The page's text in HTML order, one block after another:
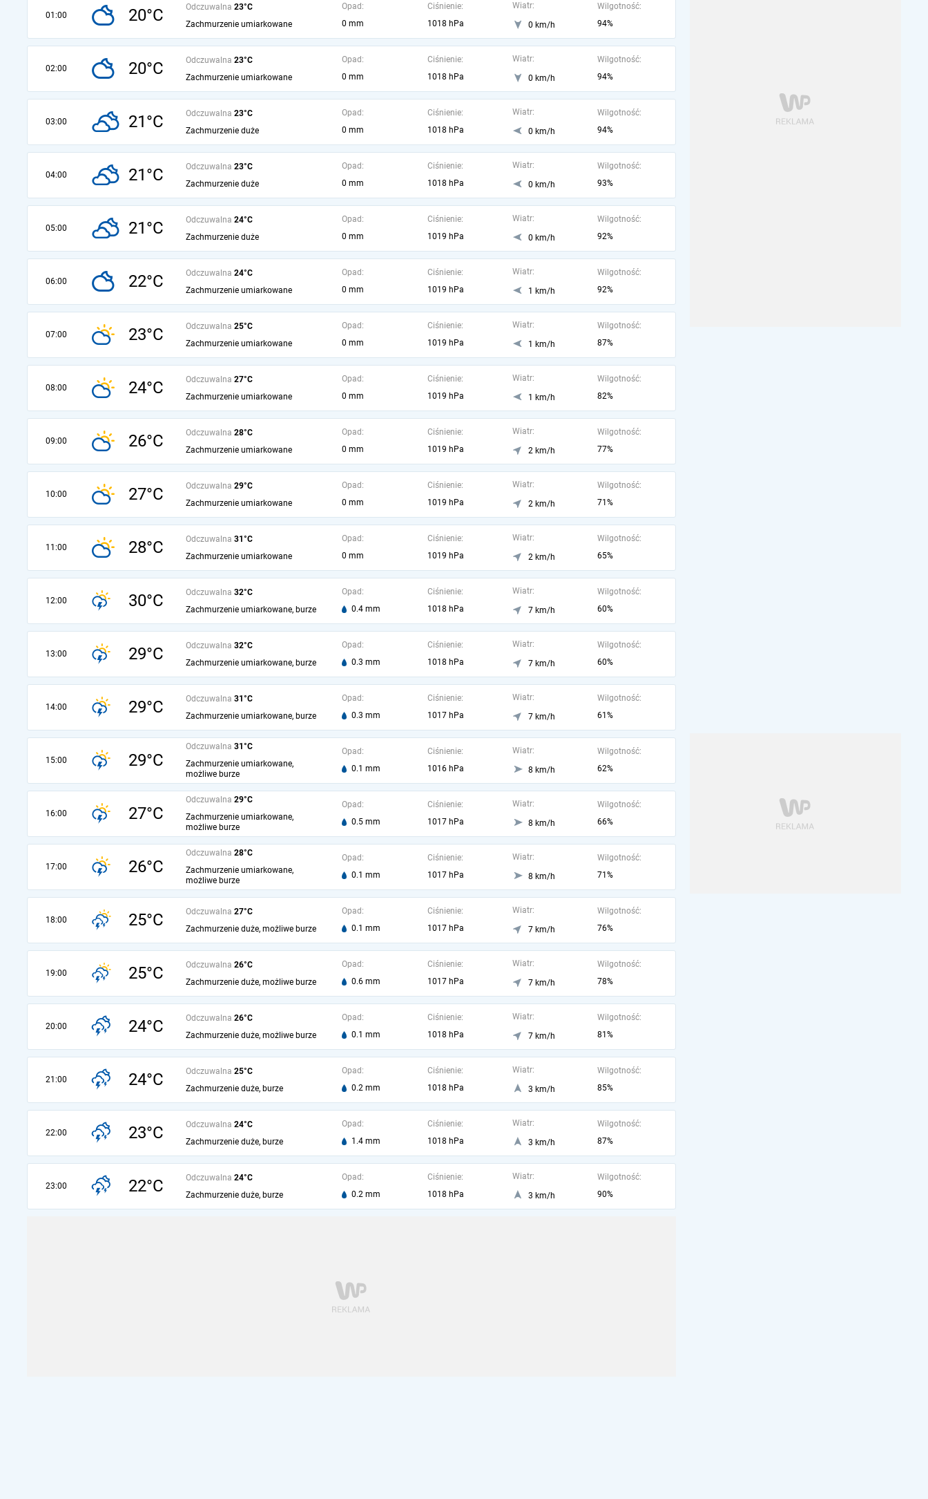
01:00 20°C Odczuwalna 23°C
Zachmurzenie umiarkowane
Opad:
0 mm
Ciśnienie:
1018 hPa
Wiatr:
0 km/h
Wilgotność:
94%
02:00 20°C Odczuwalna 23°C
Zachmurzenie umiarkowane
Opad:
0 mm
Ciśnienie:
1018 hPa
Wiatr:
0 km/h
Wilgotność:
94%
03:00 21°C Odczuwalna 23°C
Zachmurzenie duże
Opad:
0 mm
Ciśnienie:
1018 hPa
Wiatr:
0 km/h
Wilgotność:
94%
04:00 21°C Odczuwalna 23°C
Zachmurzenie duże
Opad:
0 mm
Ciśnienie:
1018 hPa
Wiatr:
0 km/h
Wilgotność:
93%
05:00 21°C Odczuwalna 24°C
Zachmurzenie duże
Opad:
0 mm
Ciśnienie:
1019 hPa
Wiatr:
0 km/h
Wilgotność:
92%
06:00 22°C Odczuwalna 24°C
Zachmurzenie umiarkowane
Opad:
0 mm
Ciśnienie:
1019 hPa
Wiatr:
1 km/h
Wilgotność:
92%
07:00 23°C Odczuwalna 25°C
Zachmurzenie umiarkowane
Opad:
0 mm
Ciśnienie:
1019 hPa
Wiatr:
1 km/h
Wilgotność:
87%
08:00 24°C Odczuwalna 27°C
Zachmurzenie umiarkowane
Opad:
0 mm
Ciśnienie:
1019 hPa
Wiatr:
1 km/h
Wilgotność:
82%
09:00 26°C Odczuwalna 28°C
Zachmurzenie umiarkowane
Opad:
0 mm
Ciśnienie:
1019 hPa
Wiatr:
2 km/h
Wilgotność:
77%
10:00 27°C Odczuwalna 29°C
Zachmurzenie umiarkowane
Opad:
0 mm
Ciśnienie:
1019 hPa
Wiatr:
2 km/h
Wilgotność:
71%
11:00 28°C Odczuwalna 31°C
Zachmurzenie umiarkowane
Opad:
0 mm
Ciśnienie:
1019 hPa
Wiatr:
2 km/h
Wilgotność:
65%
12:00 30°C Odczuwalna 32°C
Zachmurzenie umiarkowane, burze
Opad:
0.4 mm
Ciśnienie:
1018 hPa
Wiatr:
7 km/h
Wilgotność:
60%
13:00 29°C Odczuwalna 32°C
Zachmurzenie umiarkowane, burze
Opad:
0.3 mm
Ciśnienie:
1018 hPa
Wiatr:
7 km/h
Wilgotność:
60%
14:00 29°C Odczuwalna 31°C
Zachmurzenie umiarkowane, burze
Opad:
0.3 mm
Ciśnienie:
1017 hPa
Wiatr:
7 km/h
Wilgotność:
61%
15:00 29°C
Odczuwalna 31°C
Zachmurzenie umiarkowane,
możliwe burze
Opad:
0.1 mm
Ciśnienie:
1016 hPa
Wiatr:
8 km/h
Wilgotność:
62%
16:00 27°C
Odczuwalna 29°C
Zachmurzenie umiarkowane,
możliwe burze
Opad:
0.5 mm
Ciśnienie:
1017 hPa
Wiatr:
8 km/h
Wilgotność:
66%
17:00 26°C
Odczuwalna 28°C
Zachmurzenie umiarkowane,
możliwe burze
Opad:
0.1 mm
Ciśnienie:
1017 hPa
Wiatr:
8 km/h
Wilgotność:
71%
18:00 25°C Odczuwalna 27°C
Zachmurzenie duże, możliwe burze
Opad:
0.1 mm
Ciśnienie:
1017 hPa
Wiatr:
7 km/h
Wilgotność:
76%
19:00 25°C Odczuwalna 26°C
Zachmurzenie duże, możliwe burze
Opad:
0.6 mm
Ciśnienie:
1017 hPa
Wiatr:
7 km/h
Wilgotność:
78%
20:00 24°C Odczuwalna 26°C
Zachmurzenie duże, możliwe burze
Opad:
0.1 mm
Ciśnienie:
1018 hPa
Wiatr:
7 km/h
Wilgotność:
81%
21:00 24°C Odczuwalna 25°C
Zachmurzenie duże, burze
Opad:
0.2 mm
Ciśnienie:
1018 hPa
Wiatr:
3 km/h
Wilgotność:
85%
22:00 23°C Odczuwalna 24°C
Zachmurzenie duże, burze
Opad:
1.4 mm
Ciśnienie:
1018 hPa
Wiatr:
3 km/h
Wilgotność:
87%
23:00 22°C Odczuwalna 24°C
Zachmurzenie duże, burze
Opad:
0.2 mm
Ciśnienie:
1018 hPa
Wiatr:
3 km/h
Wilgotność:
90%